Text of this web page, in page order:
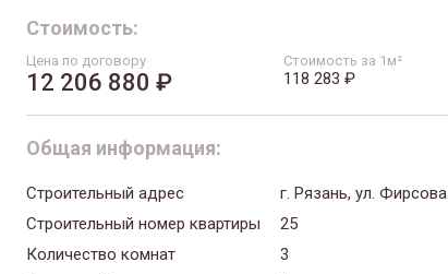
Стоимость:
Цена по договору
12 206 880 ₽
Стоимость за 1м²
118 283 ₽
Общая информация:
Строительный адрес
г. Рязань, ул. Фирсова
Строительный номер квартиры
25
Количество комнат
3